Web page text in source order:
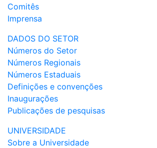
Comitês
Imprensa
DADOS DO SETOR
Números do Setor
Números Regionais
Números Estaduais
Definições e convenções
Inaugurações
Publicações de pesquisas
UNIVERSIDADE
Sobre a Universidade